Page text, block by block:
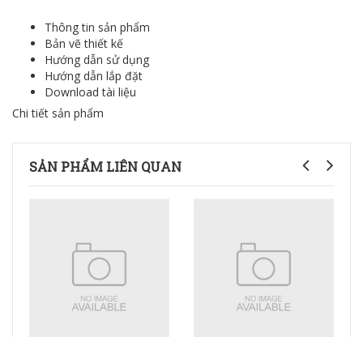
Thông tin sản phẩm
Bản vẽ thiết kế
Hướng dẫn sử dụng
Hướng dẫn lắp đặt
Download tài liệu
Chi tiết sản phẩm
SẢN PHẨM LIÊN QUAN